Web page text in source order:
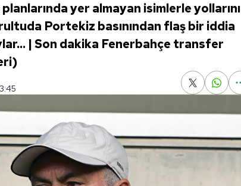
yer almayan isimlerle yollarını
Portekiz basınından flaş bir iddia
| Son dakika Fenerbahçe transfer